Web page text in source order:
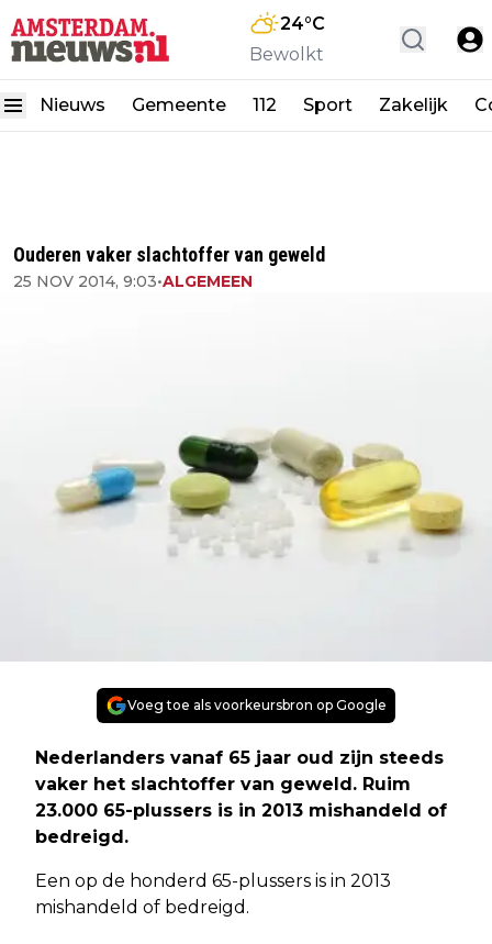
24°C
Bewolkt
Nieuws Gemeente 112 Sport Zakelijk
Ouderen vaker slachtoffer van geweld
25 NOV 2014, 9:03•ALGEMEEN
Voeg toe als voorkeursbron op Google
Nederlanders vanaf 65 jaar oud zijn steeds
vaker het slachtoffer van geweld. Ruim
23.000 65-plussers is in 2013 mishandeld of
bedreigd.
Een op de honderd 65-plussers is in 2013
mishandeld of bedreigd.